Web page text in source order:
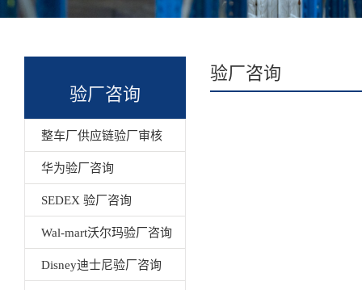
验厂咨询
整车厂供应链验厂审核
华为验厂咨询
SEDEX 验厂咨询
Wal-mart沃尔玛验厂咨询
Disney迪士尼验厂咨询
验厂咨询